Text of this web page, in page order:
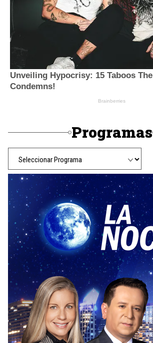
Programas